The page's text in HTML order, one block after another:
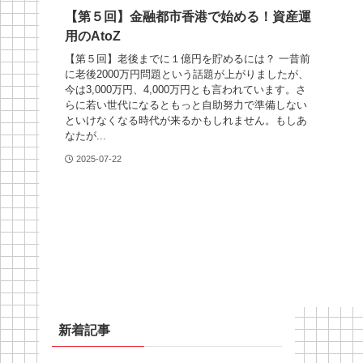
【第５回】金融都市香港で始める！資産運
用のAtoZ
【第５回】老後までに１億円を貯めるには？ 一昔前
に老後2000万円問題という話題が上がりましたが、
今は3,000万円、4,000万円とも言われています。さ
らに若い世代になるともっと自助努力で準備しない
といけなくなる時代が来るかもしれません。もしあ
なたが...
2025-07-22
新着記事